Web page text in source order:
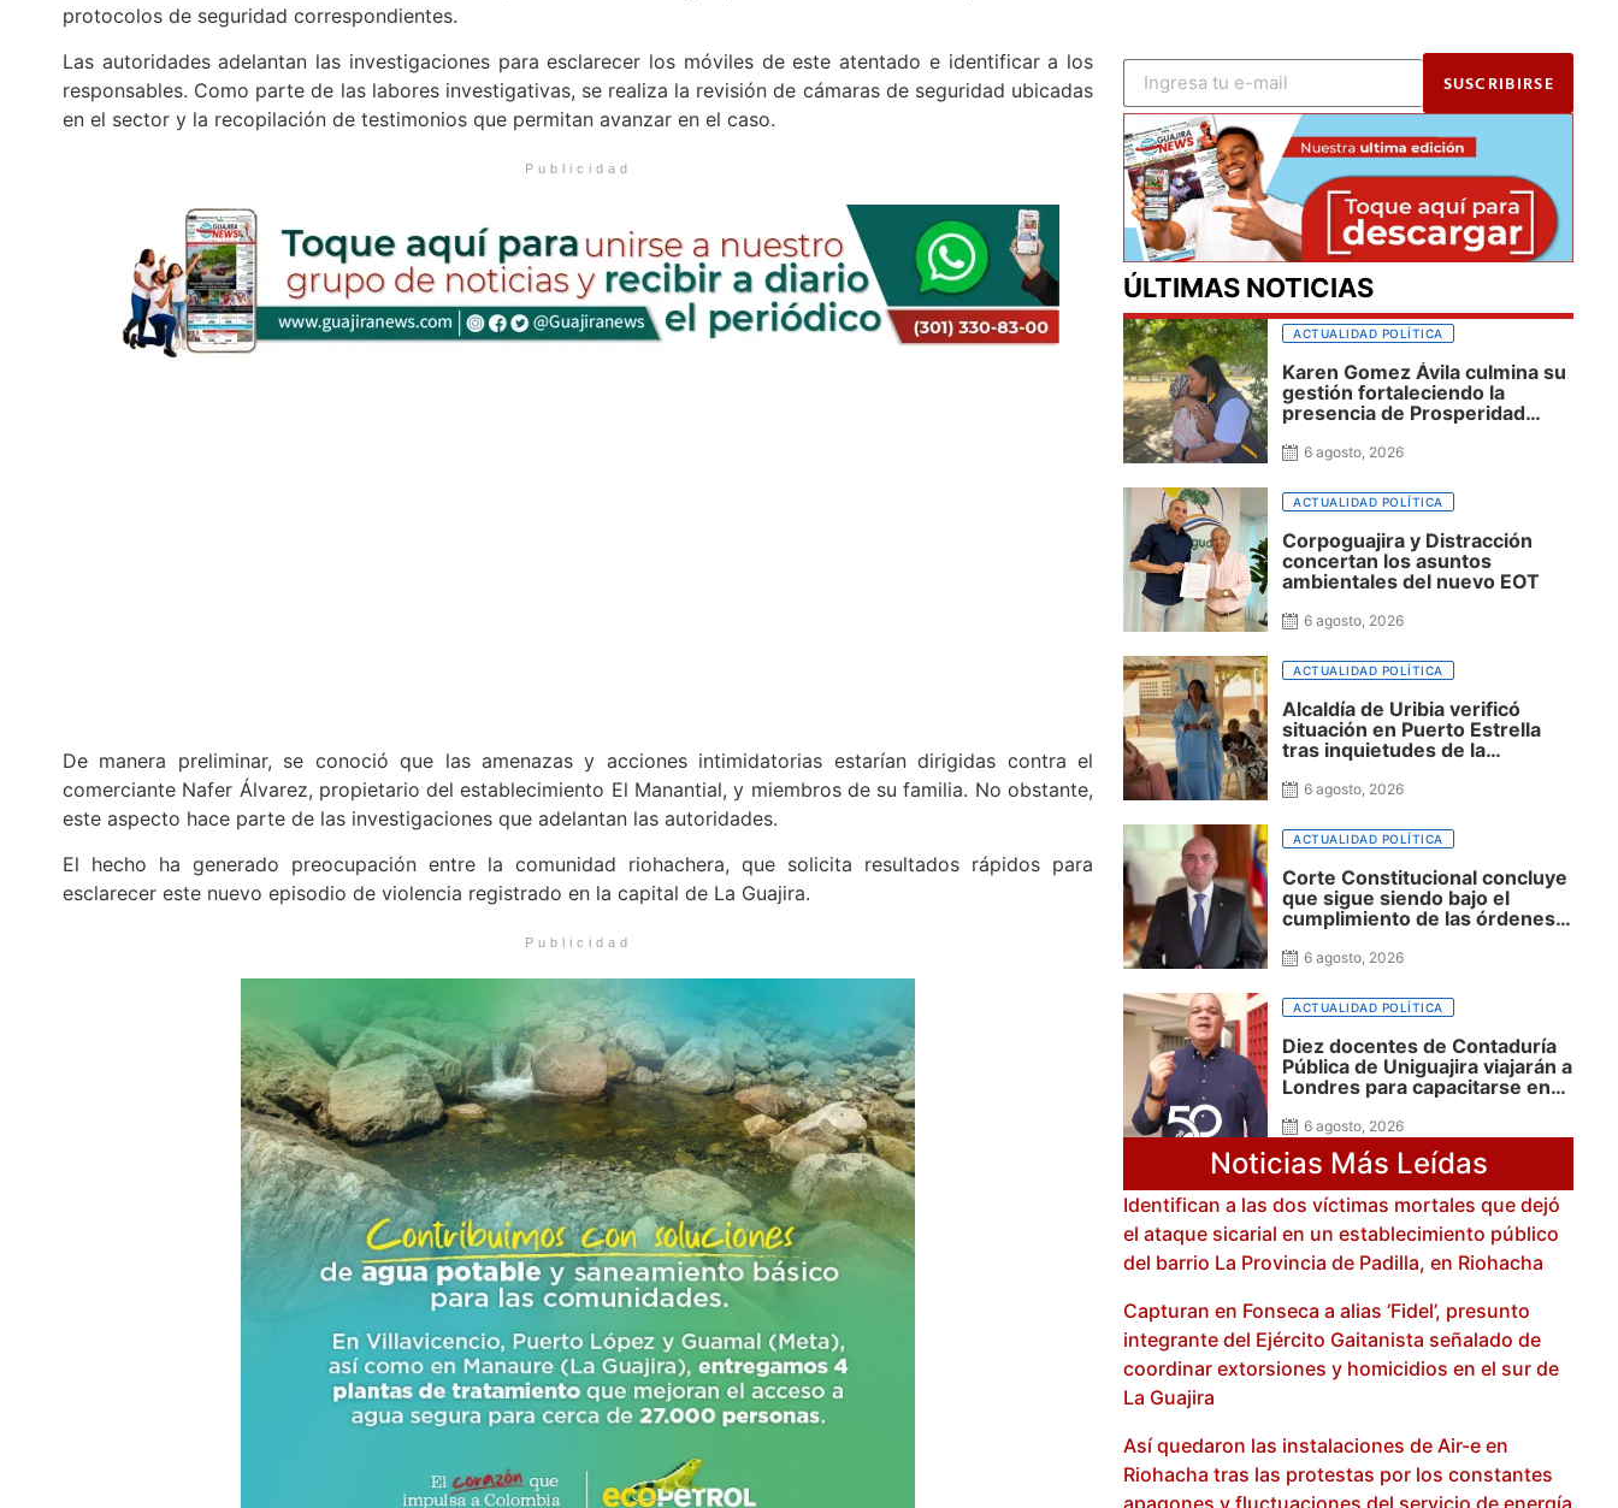
protocolos de seguridad correspondientes.
Las autoridades adelantan las investigaciones para esclarecer los móviles de este atentado e identificar a los
responsables. Como parte de las labores investigativas, se realiza la revisión de cámaras de seguridad ubicadas
en el sector y la recopilación de testimonios que permitan avanzar en el caso.
Publicidad
De manera preliminar, se conoció que las amenazas y acciones intimidatorias estarían dirigidas contra el
comerciante Nafer Álvarez, propietario del establecimiento El Manantial, y miembros de su familia. No obstante,
este aspecto hace parte de las investigaciones que adelantan las autoridades.
El hecho ha generado preocupación entre la comunidad riohachera, que solicita resultados rápidos para
esclarecer este nuevo episodio de violencia registrado en la capital de La Guajira.
Publicidad
SUSCRIBIRSE
ÚLTIMAS NOTICIAS
ACTUALIDAD POLÍTICA
Karen Gomez Ávila culmina su
gestión fortaleciendo la
presencia de Prosperidad
6 agosto, 2026
ACTUALIDAD POLÍTICA
Corpoguajira y Distracción
concertan los asuntos
ambientales del nuevo EOT
6 agosto, 2026
ACTUALIDAD POLÍTICA
Alcaldía de Uribia verificó
situación en Puerto Estrella
tras inquietudes de la
6 agosto, 2026
ACTUALIDAD POLÍTICA
Corte Constitucional concluye
que sigue siendo bajo el
cumplimiento de las órdenes
la niñez Wayuu
6 agosto, 2026
ACTUALIDAD POLÍTICA
Diez docentes de Contaduría
Pública de Uniguajira viajarán a
Londres para capacitarse en
becas Álula Global
6 agosto, 2026
Noticias Más Leídas
Identifican a las dos víctimas mortales que dejó
el ataque sicarial en un establecimiento público
del barrio La Provincia de Padilla, en Riohacha
Capturan en Fonseca a alias ‘Fidel’, presunto
integrante del Ejército Gaitanista señalado de
coordinar extorsiones y homicidios en el sur de
La Guajira
Así quedaron las instalaciones de Air-e en
Riohacha tras las protestas por los constantes